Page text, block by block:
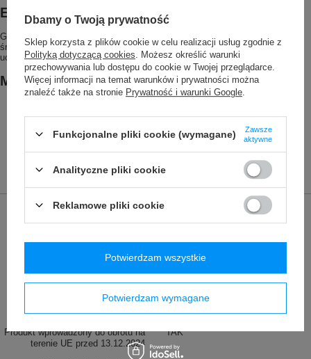
Etykieta Green Shape
Green Shape to Twoja gwarancja Vaude na produkty przyjazne dla
środowiska – wykonane z trwałych materiałów, z oszczędną produkcją i w
uczciwych zakładach produkcyjnych.
Materiał
Podkład: 100% poliamid
Gwarancja 2 lata gwarancji
Produkt wprowadzony do obrotu na
terenie UE przed 13.12.2024
TAK
Dbamy o Twoją prywatność
Sklep korzysta z plików cookie w celu realizacji usług zgodnie z
Polityką dotyczącą cookies . Możesz określić warunki
przechowywania lub dostępu do cookie w Twojej przeglądarce.
Więcej informacji na temat warunków i prywatności można
znaleźć także na stronie Prywatność i warunki Google
Funkcjonalne pliki cookie (wymagane)
Zawsze
aktywne
Analityczne pliki cookie
Reklamowe pliki cookie
Potwierdzam wymagane
Potwierdzam wszystkie